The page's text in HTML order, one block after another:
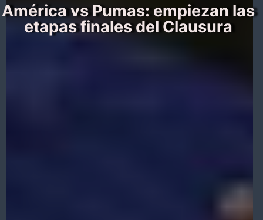
América vs Pumas: empiezan las
etapas finales del Clausura